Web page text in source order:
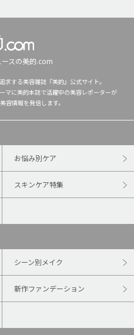
スの美的.com
求する美容雑誌『美的』公式サイト。
マに美的本誌で活躍中の美容レポーターが
容情報を発信します。
お悩み別ケア
スキンケア特集
シーン別メイク
新作ファンデーション